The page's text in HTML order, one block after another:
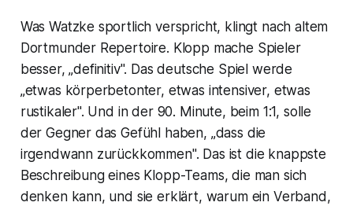
Was Watzke sportlich verspricht, klingt nach altem
Dortmunder Repertoire. Klopp mache Spieler
besser, „definitiv". Das deutsche Spiel werde
„etwas körperbetonter, etwas intensiver, etwas
rustikaler". Und in der 90. Minute, beim 1:1, solle
der Gegner das Gefühl haben, „dass die
irgendwann zurückkommen". Das ist die knappste
Beschreibung eines Klopp-Teams, die man sich
denken kann, und sie erklärt, warum ein Verband,